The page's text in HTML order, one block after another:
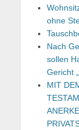
ohne
Nach
sollen
Gericht
MIT